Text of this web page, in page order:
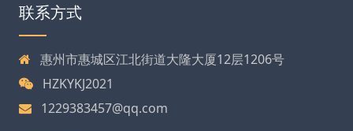
联系方式
惠州市惠城区江北街道大隆大厦12层1206号
HZKYKJ2021
1229383457@qq.com